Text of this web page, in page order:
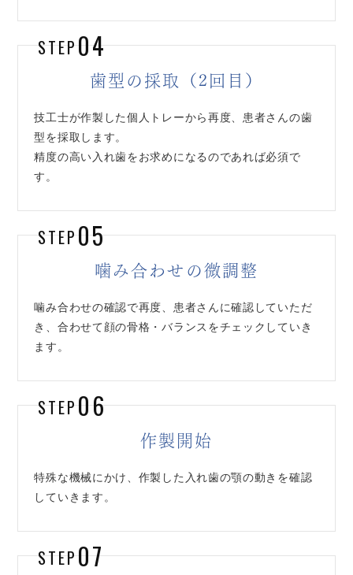
STEP04
歯型の採取（2回目）
技工士が作製した個人トレーから再度、患者さんの歯
型を採取します。
精度の高い入れ歯をお求めになるのであれば必須で
す。
STEP05
噛み合わせの微調整
噛み合わせの確認で再度、患者さんに確認していただ
き、合わせて顔の骨格・バランスをチェックしていき
ます。
STEP06
作製開始
特殊な機械にかけ、作製した入れ歯の顎の動きを確認
していきます。
STEP07